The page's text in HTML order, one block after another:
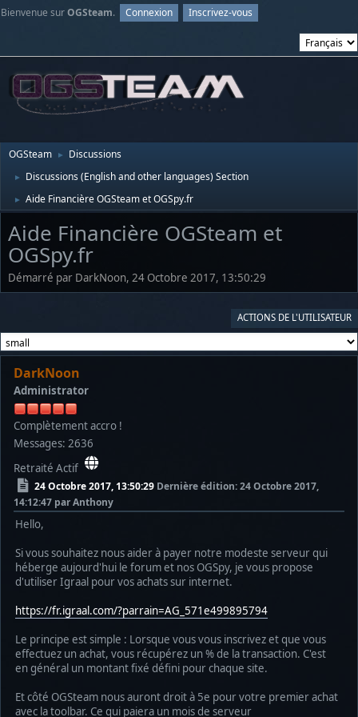
Bienvenue surOGSteam. Connexion Inscrivez-vous
OGSteam ► Discussions
► Discussions (English and other languages) Section
► Aide Financière OGSteam et OGSpy.fr
Aide Financière OGSteam et
OGSpy.fr
Démarré par DarkNoon, 24 Octobre 2017, 13:50:29
ACTIONS DE L'UTILISATEUR
DarkNoon
Administrator
Complètement accro !
Messages: 2636
Retraité Actif
24 Octobre 2017, 13:50:29 Dernière édition: 24 Octobre 2017,
14:12:47 par Anthony
Hello,
Si vous souhaitez nous aider à payer notre modeste serveur qui
héberge aujourd'hui le forum et nos OGSpy, je vous propose
d'utiliser Igraal pour vos achats sur internet.
https://fr.igraal.com/?parrain=AG_571e499895794
Le principe est simple : Lorsque vous vous inscrivez et que vous
effectuez un achat, vous récupérez un % de la transaction. C'est
en général un montant fixé défini pour chaque site.
Et côté OGSteam nous auront droit à 5e pour votre premier achat
avec la toolbar. Ce qui paiera un mois de serveur